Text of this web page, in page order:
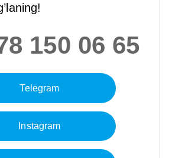
150 06 65
Telegram
Instagram